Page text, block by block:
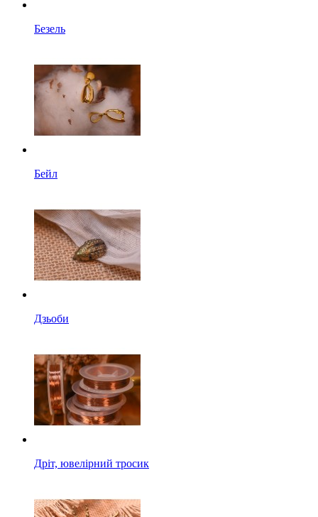
Безель
Бейл
Дзьоби
Дріт, ювелірний тросик